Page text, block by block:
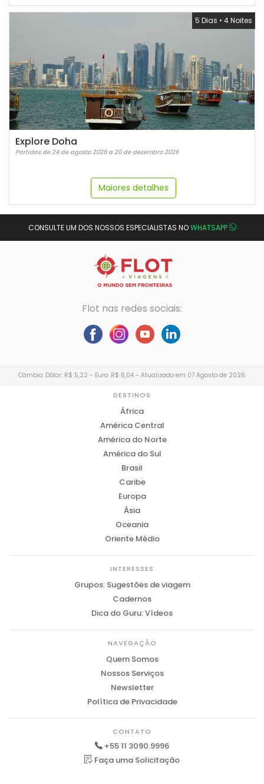
5 Dias • 4 Noites
Explore Doha
Partidas de 24 de agosto 2026 a 20 de dezembro 2026
Maiores detalhes
CONSULTE UM DOS NOSSOS ESPECIALISTAS NOWHATSAPP
Flot nas redes sociais:
Câmbio: Dólar: R$ 5,22 - Euro: R$ 6,04 - Atualizado em 07 Agosto de 2026.
DESTINOS
África
América Central
América do Norte
América do Sul
Brasil
Caribe
Europa
Ásia
Oceania
Oriente Médio
INTERESSES
Grupos: Sugestões de viagem
Cadernos
Dica do Guru: Vídeos
NAVEGAÇÃO
Quem Somos
Nossos Serviços
Newsletter
Política de Privacidade
CONTATO
+55 11 3090.9996
Faça uma Solicitação